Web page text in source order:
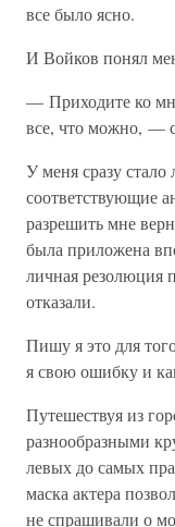
все было ясно.
И Войков понял
— Приходите ко
все, что можно, —
У меня сразу
соответствующие
разрешить мне
была приложена
личная резолюция
отказали.
Пишу я это для
я свою ошибку и
Путешествуя из
разнообразными
левых до самых
маска актера
не спрашивали о